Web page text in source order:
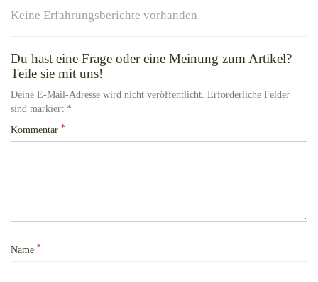
Keine Erfahrungsberichte vorhanden
Du hast eine Frage oder eine Meinung zum Artikel?
Teile sie mit uns!
Deine E-Mail-Adresse wird nicht veröffentlicht. Erforderliche Felder
sind markiert *
Kommentar *
Name *